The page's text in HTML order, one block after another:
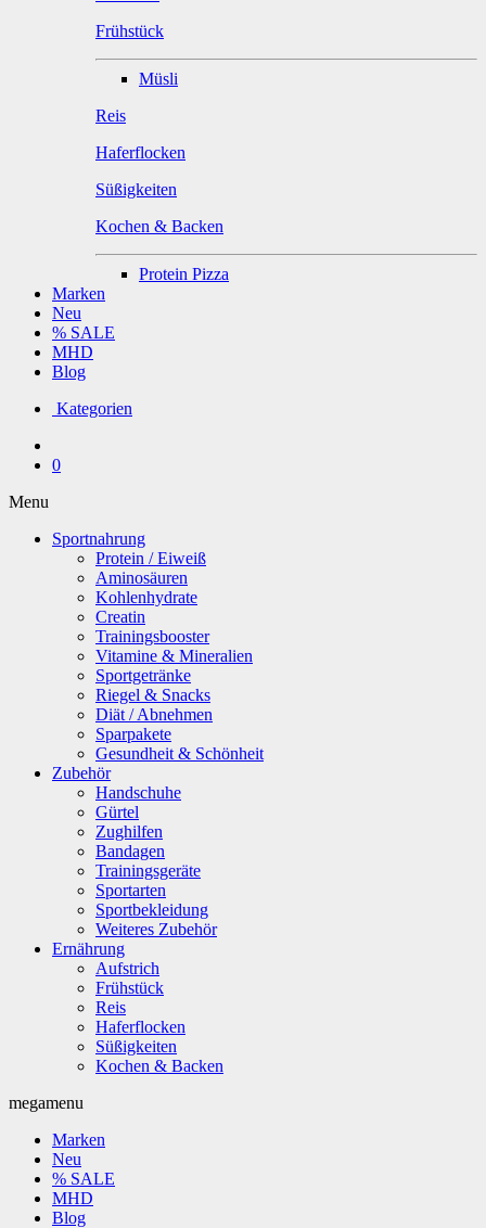
Frühstück
Müsli
Reis
Haferflocken
Süßigkeiten
Kochen & Backen
Protein Pizza
Marken
Neu
% SALE
MHD
Blog
Kategorien
0
Menu
Sportnahrung
Protein / Eiweiß
Aminosäuren
Kohlenhydrate
Creatin
Trainingsbooster
Vitamine & Mineralien
Sportgetränke
Riegel & Snacks
Diät / Abnehmen
Sparpakete
Gesundheit & Schönheit
Zubehör
Handschuhe
Gürtel
Zughilfen
Bandagen
Trainingsgeräte
Sportarten
Sportbekleidung
Weiteres Zubehör
Ernährung
Aufstrich
Frühstück
Reis
Haferflocken
Süßigkeiten
Kochen & Backen
megamenu
Marken
Neu
% SALE
MHD
Blog